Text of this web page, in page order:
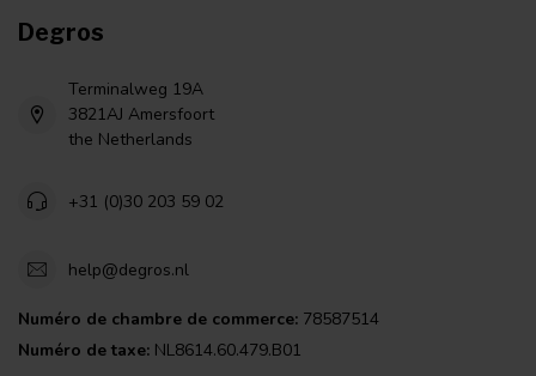
Degros
Terminalweg 19A
3821AJ Amersfoort
the Netherlands
+31 (0)30 203 59 02
help@degros.nl
Numéro de chambre de commerce: 78587514
Numéro de taxe: NL8614.60.479.B01